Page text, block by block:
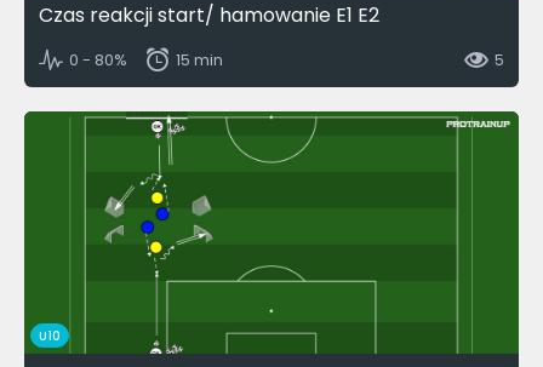
Czas reakcji start/ hamowanie E1 E2
0 - 80% 15 min 5
U10